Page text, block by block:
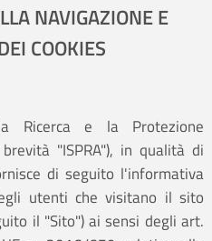
NAVIGAZIONE E
COOKIES
Ricerca e la Protezione
"ISPRA"), in qualità di
di seguito l'informativa
utenti che visitano il sito
il "Sito") ai sensi degli art.